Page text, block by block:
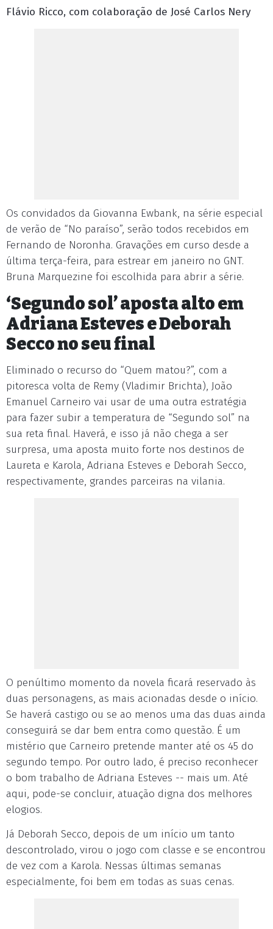
Flávio Ricco, com colaboração de José Carlos Nery
Os convidados da Giovanna Ewbank, na série especial
de verão de “No paraíso”, serão todos recebidos em
Fernando de Noronha. Gravações em curso desde a
última terça-feira, para estrear em janeiro no GNT.
Bruna Marquezine foi escolhida para abrir a série.
‘Segundo sol’ aposta alto em
Adriana Esteves e Deborah
Secco no seu final
Eliminado o recurso do “Quem matou?”, com a
pitoresca volta de Remy (Vladimir Brichta), João
Emanuel Carneiro vai usar de uma outra estratégia
para fazer subir a temperatura de “Segundo sol” na
sua reta final. Haverá, e isso já não chega a ser
surpresa, uma aposta muito forte nos destinos de
Laureta e Karola, Adriana Esteves e Deborah Secco,
respectivamente, grandes parceiras na vilania.
O penúltimo momento da novela ficará reservado às
duas personagens, as mais acionadas desde o início.
Se haverá castigo ou se ao menos uma das duas ainda
conseguirá se dar bem entra como questão. É um
mistério que Carneiro pretende manter até os 45 do
segundo tempo. Por outro lado, é preciso reconhecer
o bom trabalho de Adriana Esteves -- mais um. Até
aqui, pode-se concluir, atuação digna dos melhores
elogios.
Já Deborah Secco, depois de um início um tanto
descontrolado, virou o jogo com classe e se encontrou
de vez com a Karola. Nessas últimas semanas
especialmente, foi bem em todas as suas cenas.